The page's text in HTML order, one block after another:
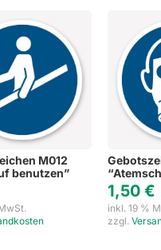
M012
benutzen”
1,50 €
inkl. 19 %
zzgl.